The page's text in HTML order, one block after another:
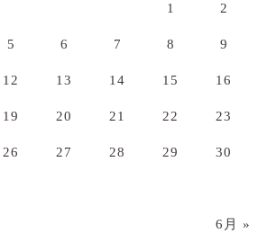
1 2
5 6 7 8 9
12 13 14 15 16
19 20 21 22 23
26 27 28 29 30
6月 »